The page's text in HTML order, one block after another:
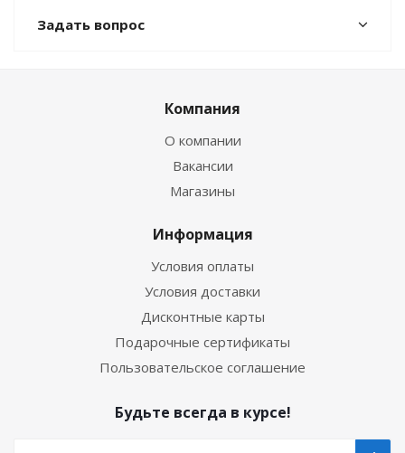
Задать вопрос
Компания
О компании
Вакансии
Магазины
Информация
Условия оплаты
Условия доставки
Дисконтные карты
Подарочные сертификаты
Пользовательское соглашение
Будьте всегда в курсе!